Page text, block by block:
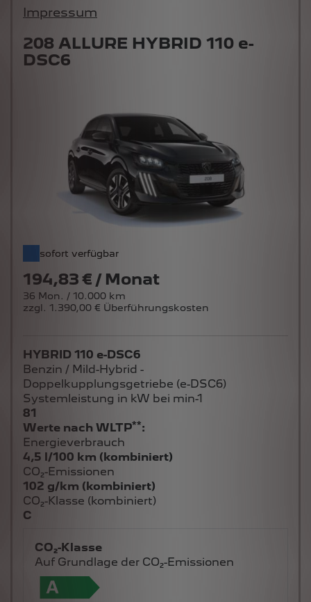
DSC6
194,83 € / Monat
36 Mon. / 10.000 km
zzgl. 1.390,00 € Überführungskosten
Benzin / Mild-Hybrid -
Doppelkupplungsgetriebe (e-DSC6)
Systemleistung in kW bei min-1
81
Werte nach WLTP
Energieverbrauch
4,5 l/100 km (kombiniert)
CO₂-Emissionen
102 g/km (kombiniert)
CO₂-Klasse (kombiniert)
C
Auf Grundlage der CO₂-Emissionen